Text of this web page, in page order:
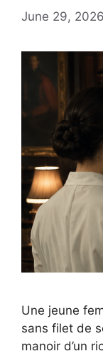
June 29, 2026
Une jeune
sans filet de
manoir d’un